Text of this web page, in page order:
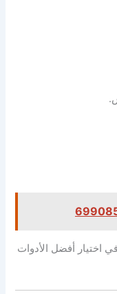
اختيار أفضل الأدوات